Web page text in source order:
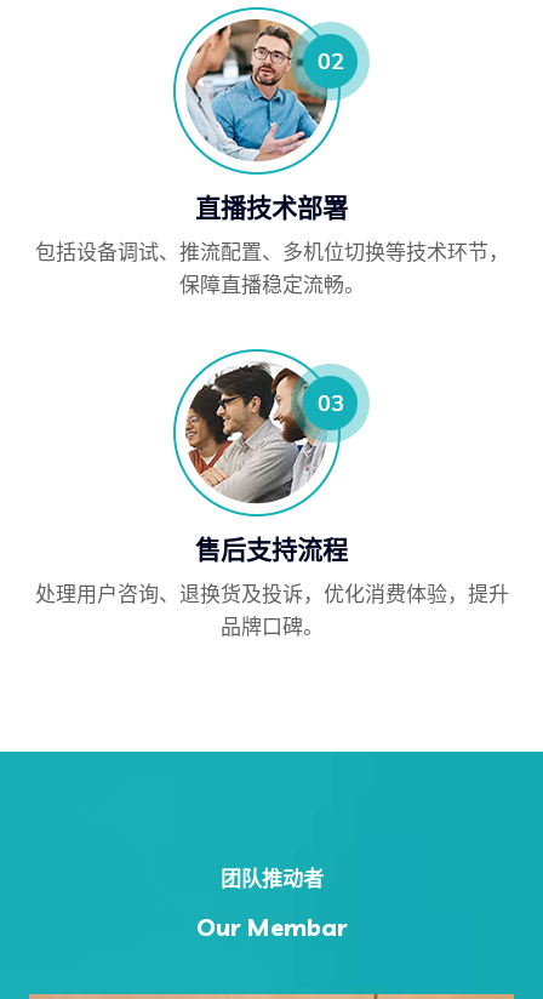
直播技术部署
包括设备调试、推流配置、多机位切换等技术环节，
保障直播稳定流畅。
售后支持流程
处理用户咨询、退换货及投诉，优化消费体验，提升
品牌口碑。
团队推动者
Our Membar